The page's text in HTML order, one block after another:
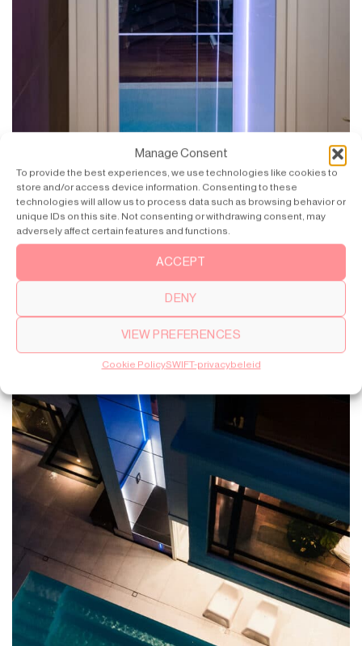
Manage Consent
To provide the best experiences, we use technologies like cookies to
store and/or access device information. Consenting to these
technologies will allow us to process data such as browsing behavior or
unique IDs on this site. Not consenting or withdrawing consent, may
adversely affect certain features and functions.
ACCEPT
DENY
VIEW PREFERENCES
Cookie PolicySWIFT-privacybeleid
SWIFT met uitzicht op de stad vanuit Villa Lagenda.